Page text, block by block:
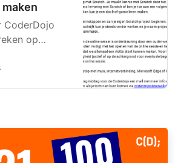
CoderDojo
op
uur vanuit
wel even
aan de
Je maakt